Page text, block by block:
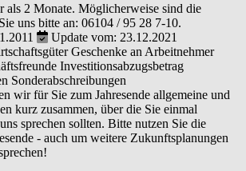
als 2 Monate. Möglicherweise sind die
uns bitte an: 06104 / 95 28 7-10.
Update vom: 23.12.2021
Geschenke an Arbeitnehmer
Investitionsabzugsbetrag
Sonderabschreibungen
wir für Sie zum Jahresende allgemeine und
kurz zusammen, über die Sie einmal
sprechen sollten. Bitte nutzen Sie die
- auch um weitere Zukunftsplanungen